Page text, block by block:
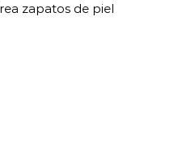
zapatos de piel